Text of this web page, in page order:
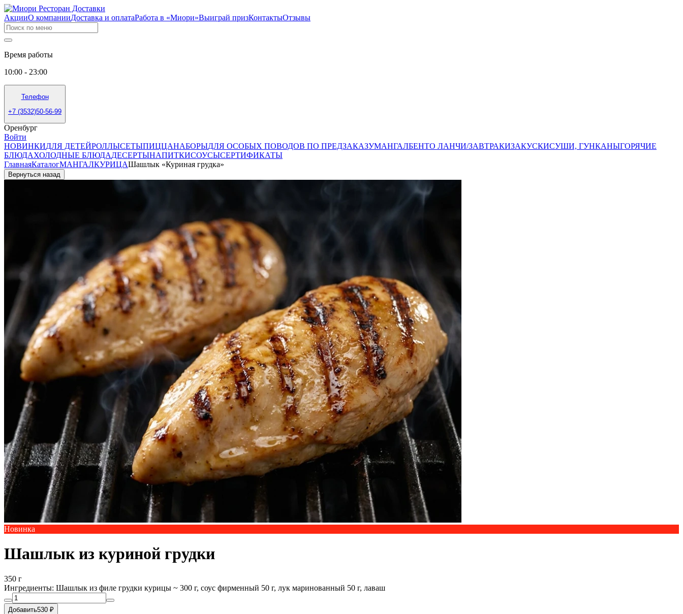
АкцииО компанииДоставка и оплатаРабота в «Миори»Выиграй призКонтактыОтзывы
Время работы
10:00 - 23:00
Телефон
+7 (3532)50-56-99
Оренбург
Войти
НОВИНКИДЛЯ ДЕТЕЙРОЛЛЫСЕТЫПИЦЦАНАБОРЫДЛЯ ОСОБЫХ ПОВОДОВ ПО ПРЕДЗАКАЗУМАНГАЛБЕНТО ЛАНЧИ/ЗАВТРАКИЗАКУСКИСУШИ, ГУНКАНЫГОРЯЧИЕ
БЛЮДАХОЛОДНЫЕ БЛЮДАДЕСЕРТЫНАПИТКИСОУСЫСЕРТИФИКАТЫ
ГлавнаяКаталогМАНГАЛКУРИЦАШашлык «Куриная грудка»
Вернуться назад
Новинка
Шашлык из куриной грудки
350 г
Ингредиенты: Шашлык из филе грудки курицы ~ 300 г, соус фирменный 50 г, лук маринованный 50 г, лаваш
Добавить530 ₽